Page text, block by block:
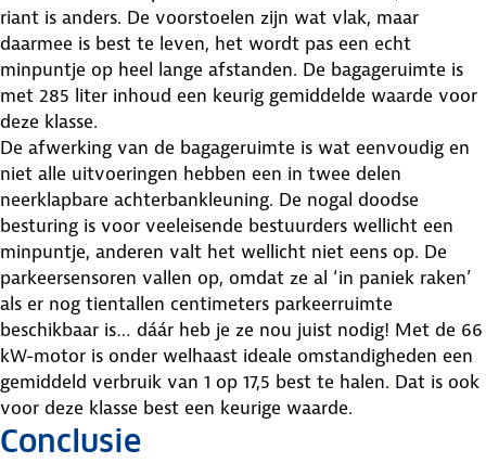
riant is anders. De voorstoelen zijn wat vlak, maar
daarmee is best te leven, het wordt pas een echt
minpuntje op heel lange afstanden. De bagageruimte is
met 285 liter inhoud een keurig gemiddelde waarde voor
deze klasse.
De afwerking van de bagageruimte is wat eenvoudig en
niet alle uitvoeringen hebben een in twee delen
neerklapbare achterbankleuning. De nogal doodse
besturing is voor veeleisende bestuurders wellicht een
minpuntje, anderen valt het wellicht niet eens op. De
parkeersensoren vallen op, omdat ze al ‘in paniek raken’
als er nog tientallen centimeters parkeerruimte
beschikbaar is… dáár heb je ze nou juist nodig! Met de 66
kW-motor is onder welhaast ideale omstandigheden een
gemiddeld verbruik van 1 op 17,5 best te halen. Dat is ook
voor deze klasse best een keurige waarde.
Conclusie